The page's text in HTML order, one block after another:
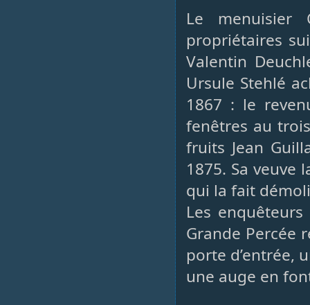
Le menuisier
propriétaires
Valentin
Ursule Stehlé
1867 : le
fenêtres au
fruits Jean
1875. Sa veuve
qui la fait
Les
Grande Percée
porte d’entrée,
une auge en